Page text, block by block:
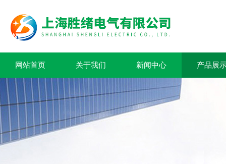
网站首页 关于我们 新闻中心 产品展